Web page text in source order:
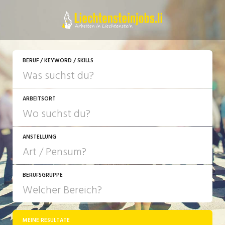
BERUF / KEYWORD / SKILLS
ARBEITSORT
ANSTELLUNG
JOB-TYP
Festanstellung
BERUFSGRUPPE
MEINE RESULTATE
JETZT BEWERBEN